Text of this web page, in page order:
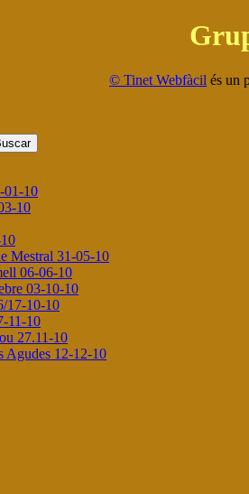
01-10
10
Mestral 31-05-10
06-06-10
03-10-10
17-10-10
11-10
27.11-10
Agudes 12-12-10
© Tinet Webfàcil és un